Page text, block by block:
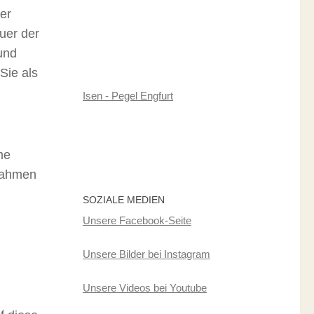
der
als
Isen - Pegel Engfurt
SOZIALE MEDIEN
Unsere Facebook-Seite
Unsere Bilder bei Instagram
Unsere Videos bei Youtube